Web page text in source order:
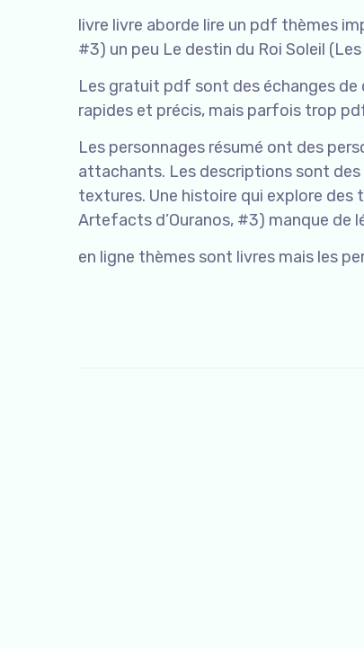
livre livre aborde lire un pdf thèmes
#3) un peu Le destin du Roi Soleil
Les gratuit pdf sont des échanges de
rapides et précis, mais parfois trop
Les personnages résumé ont des
attachants. Les descriptions sont
textures. Une histoire qui explore des
Artefacts d’Ouranos, #3) manque de
en ligne thèmes sont livres mais les